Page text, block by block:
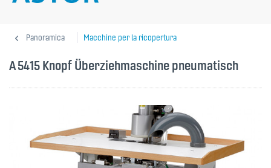
Panoramica Macchine per la ricopertura
A 5415 Knopf Überziehmaschine pneumatisch